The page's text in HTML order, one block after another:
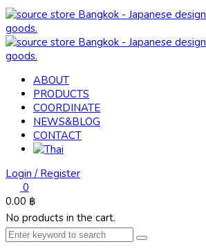
ABOUT
PRODUCTS
COORDINATE
NEWS&BLOG
CONTACT
Login / Register
0
0.00 ฿
No products in the cart.